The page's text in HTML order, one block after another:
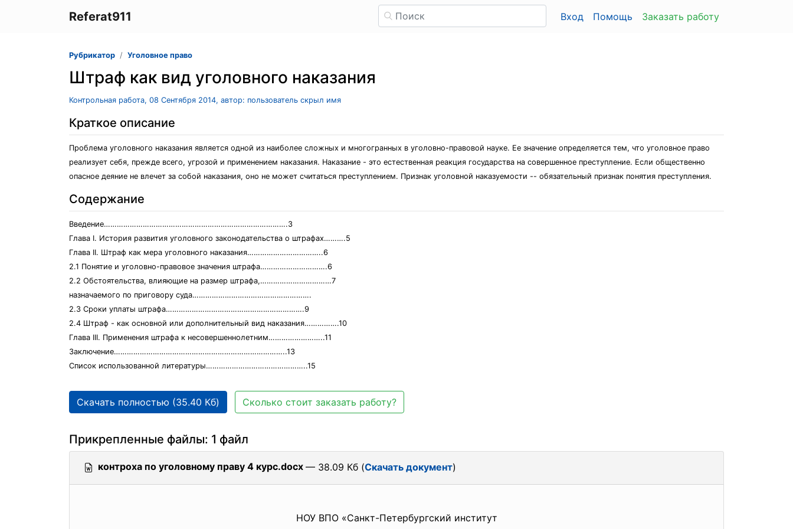
Referat911 Вход Помощь Заказать работу
Рубрикатор Уголовное право
Штраф как вид уголовного наказания
Контрольная работа, 08 Сентября 2014, автор: пользователь скрыл имя
Краткое описание
Проблема уголовного наказания является одной из наиболее сложных и многогранных в уголовно-правовой науке. Ее значение определяется тем, что уголовное право
реализует себя, прежде всего, угрозой и применением наказания. Наказание - это естественная реакция государства на совершенное преступление. Если общественно
опасное деяние не влечет за собой наказания, оно не может считаться преступлением. Признак уголовной наказуемости -- обязательный признак понятия преступления.
Содержание
Введение………………………………………………………………………….3
Глава I. История развития уголовного законодательства о штрафах……….5
Глава II. Штраф как мера уголовного наказания……………………………..6
2.1 Понятие и уголовно-правовое значения штрафа………………………….6
2.2 Обстоятельства, влияющие на размер штрафа,……………………………7
назначаемого по приговору суда……………………………………………….
2.3 Сроки уплаты штрафа……………………………………………………….9
2.4 Штраф - как основной или дополнительный вид наказания…………….10
Глава III. Применения штрафа к несовершеннолетним……………………..11
Заключение……………………………………………………………………..13
Список использованной литературы………………………………………..15
Скачать полностью (35.40 Кб) Сколько стоит заказать работу?
Прикрепленные файлы: 1 файл
контроха по уголовному праву 4 курс.docx — 38.09 Кб (Скачать документ)
НОУ ВПО «Санкт-Петербургский институт